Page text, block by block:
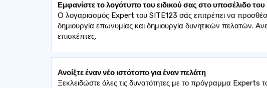
Εμφανίστε το λογότυπο του ειδικού σας στο υποσέλιδο
Ο λογαριασμός Expert του SITE123 σάς επιτρέπει να
δημιουργία επωνυμίας και δημιουργία δυνητικών πελατών.
επισκέπτες.
Ανοίξτε έναν νέο ιστότοπο για έναν πελάτη
Ξεκλειδώστε όλες τις δυνατότητες με το πρόγραμμα Experts